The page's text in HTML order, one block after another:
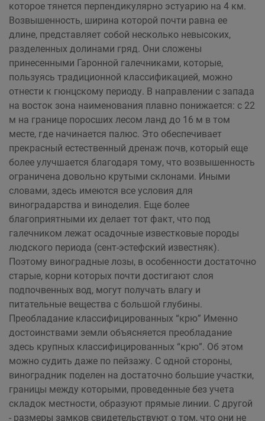
которое тянется перпендикулярно эстуарию на 4 км.
Возвышенность, ширина которой почти равна ее
длине, представляет собой несколько невысоких,
разделенных долинами гряд. Они сложены
принесенными Гаронной галечниками, которые,
пользуясь традиционной классификацией, можно
отнести к гюнцскому периоду. В направлении с запада
на восток зона наименования плавно понижается: с 22
м на границе поросших лесом ланд до 16 м в том
месте, где начинается палюс. Это обеспечивает
прекрасный естественный дренаж почв, который еще
более улучшается благодаря тому, что возвышенность
ограничена довольно крутыми склонами. Иными
словами, здесь имеются все условия для
виноградарства и виноделия. Еще более
благоприятными их делает тот факт, что под
галечником лежат осадочные известковые породы
людского периода (сент-эстефский известняк).
Поэтому виноградные лозы, в особенности достаточно
старые, корни которых почти достигают слоя
подпочвенных вод, могут получать влагу и
питательные вещества с большой глубины.
Преобладание классифицированных “крю” Именно
достоинствами земли объясняется преобладание
здесь крупных классифицированных “крю”. Об этом
можно судить даже по пейзажу. С одной стороны,
виноградник поделен на достаточно большие участки,
границы между которыми, проведенные без учета
складок местности, образуют прямые линии. С другой
- размеры замков свидетельствуют о том, что они не